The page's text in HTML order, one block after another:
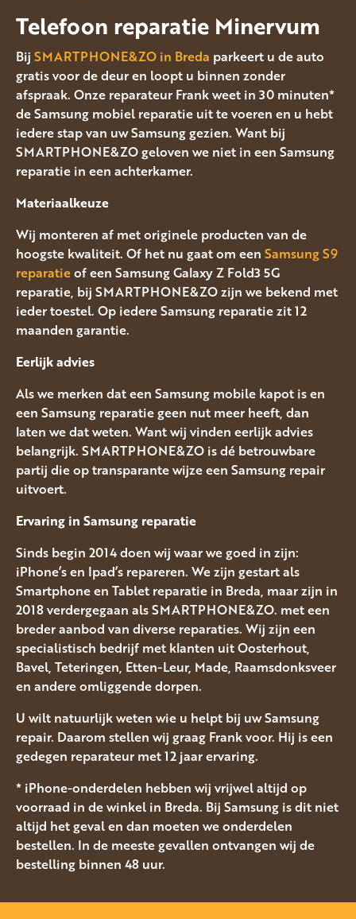
Telefoon reparatie Minervum
Bij SMARTPHONE&ZO in Breda parkeert u de auto
gratis voor de deur en loopt u binnen zonder
afspraak. Onze reparateur Frank weet in 30 minuten*
de Samsung mobiel reparatie uit te voeren en u hebt
iedere stap van uw Samsung gezien. Want bij
SMARTPHONE&ZO geloven we niet in een Samsung
reparatie in een achterkamer.
Materiaalkeuze
Wij monteren af met originele producten van de
hoogste kwaliteit. Of het nu gaat om een Samsung S9
reparatieof een Samsung Galaxy Z Fold3 5G
reparatie, bij SMARTPHONE&ZO zijn we bekend met
ieder toestel. Op iedere Samsung reparatie zit 12
maanden garantie.
Eerlijk advies
Als we merken dat een Samsung mobile kapot is en
een Samsung reparatie geen nut meer heeft, dan
laten we dat weten. Want wij vinden eerlijk advies
belangrijk. SMARTPHONE&ZO is dé betrouwbare
partij die op transparante wijze een Samsung repair
uitvoert.
Ervaring in Samsung reparatie
Sinds begin 2014 doen wij waar we goed in zijn:
iPhone’s en Ipad’s repareren. We zijn gestart als
Smartphone en Tablet reparatie in Breda, maar zijn in
2018 verdergegaan als SMARTPHONE&ZO. met een
breder aanbod van diverse reparaties. Wij zijn een
specialistisch bedrijf met klanten uit Oosterhout,
Bavel, Teteringen, Etten-Leur, Made, Raamsdonksveer
en andere omliggende dorpen.
U wilt natuurlijk weten wie u helpt bij uw Samsung
repair. Daarom stellen wij graag Frank voor. Hij is een
gedegen reparateur met 12 jaar ervaring.
* iPhone-onderdelen hebben wij vrijwel altijd op
voorraad in de winkel in Breda. Bij Samsung is dit niet
altijd het geval en dan moeten we onderdelen
bestellen. In de meeste gevallen ontvangen wij de
bestelling binnen 48 uur.